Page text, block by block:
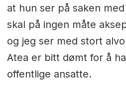
at hun ser på saken
skal på ingen måte
og jeg ser med stort
Atea er bitt dømt for å
offentlige ansatte.